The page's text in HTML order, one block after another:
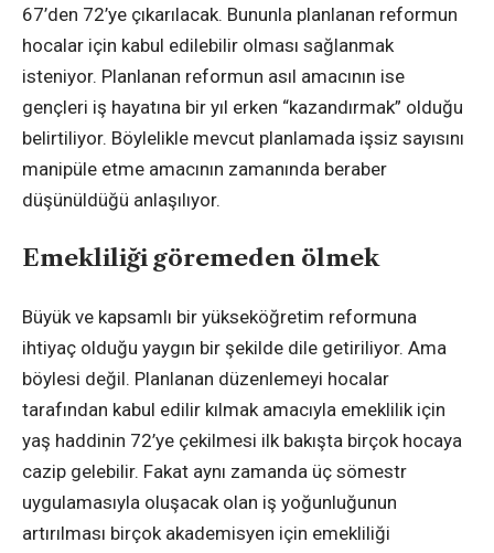
67’den 72’ye çıkarılacak. Bununla planlanan reformun
hocalar için kabul edilebilir olması sağlanmak
isteniyor. Planlanan reformun asıl amacının ise
gençleri iş hayatına bir yıl erken “kazandırmak” olduğu
belirtiliyor. Böylelikle mevcut planlamada işsiz sayısını
manipüle etme amacının zamanında beraber
düşünüldüğü anlaşılıyor.
Emekliliği göremeden ölmek
Büyük ve kapsamlı bir yükseköğretim reformuna
ihtiyaç olduğu yaygın bir şekilde dile getiriliyor. Ama
böylesi değil. Planlanan düzenlemeyi hocalar
tarafından kabul edilir kılmak amacıyla emeklilik için
yaş haddinin 72’ye çekilmesi ilk bakışta birçok hocaya
cazip gelebilir. Fakat aynı zamanda üç sömestr
uygulamasıyla oluşacak olan iş yoğunluğunun
artırılması birçok akademisyen için emekliliği